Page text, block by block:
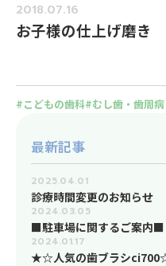
2018.07.16
お子様の仕上げ磨き
こどもの歯科 むし歯・歯周病
最新記事
2025.04.01
診療時間変更のお知らせ
2024.03.05
■駐車場に関するご案内■
2024.01.17
★☆人気の歯ブラシ